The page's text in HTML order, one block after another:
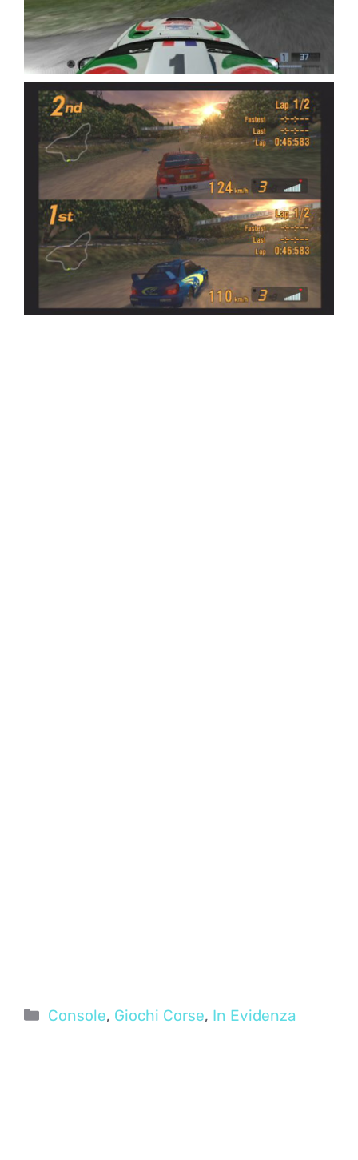
Categorie
Console, Giochi Corse, In Evidenza